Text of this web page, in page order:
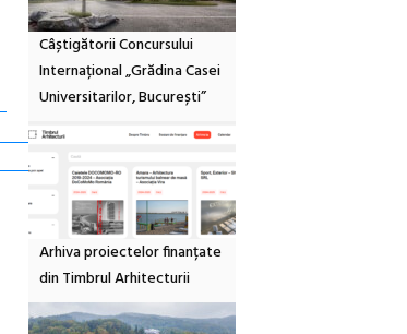
Câștigătorii Concursului
Internațional „Grădina Casei
Universitarilor, București”
Arhiva proiectelor finanțate
din Timbrul Arhitecturii